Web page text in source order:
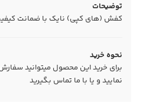
توضیحات
کفش (های کپی) نایک با ضمانت
نحوه خرید
برای خرید این محصول میتوانید
نمایید و یا با ما تماس بگیرید